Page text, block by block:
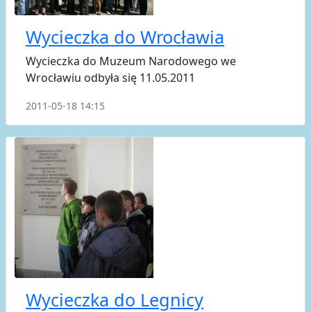
Wycieczka do Wrocławia
Wycieczka do Muzeum Narodowego we
Wrocławiu odbyła się 11.05.2011
2011-05-18 14:15
Wycieczka do Legnicy